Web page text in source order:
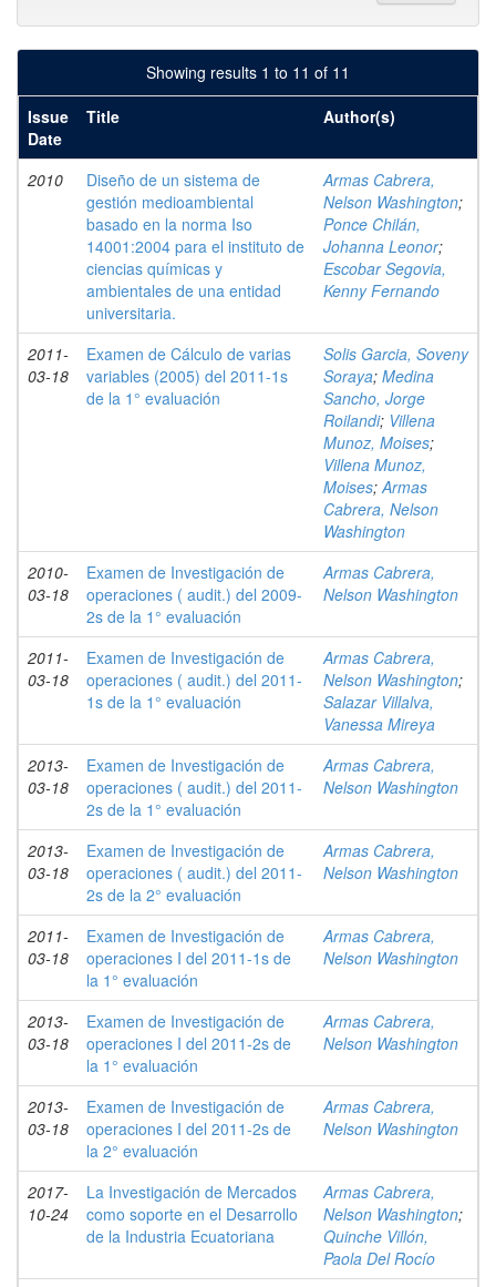
Showing results 1 to 11 of 11
Issue
Date
Title Author(s)
2010
Diseño de un sistema de
gestión medioambiental
basado en la norma Iso
14001:2004 para el instituto de
ciencias químicas y
ambientales de una entidad
universitaria.
Armas Cabrera,
Nelson Washington;
Ponce Chilán,
Johanna Leonor;
Escobar Segovia,
Kenny Fernando
2011-
03-18
Examen de Cálculo de varias
variables (2005) del 2011-1s
de la 1° evaluación
Solis Garcia, Soveny
Soraya; Medina
Sancho, Jorge
Roilandi; Villena
Munoz, Moises;
Villena Munoz,
Moises;Armas
Cabrera, Nelson
Washington
2010-
03-18
Examen de Investigación de
operaciones ( audit.) del 2009-
2s de la 1° evaluación
Armas Cabrera,
Nelson Washington
2011-
03-18
Examen de Investigación de
operaciones ( audit.) del 2011-
1s de la 1° evaluación
Armas Cabrera,
Nelson Washington;
Salazar Villalva,
Vanessa Mireya
2013-
03-18
Examen de Investigación de
operaciones ( audit.) del 2011-
2s de la 1° evaluación
Armas Cabrera,
Nelson Washington
2013-
03-18
Examen de Investigación de
operaciones ( audit.) del 2011-
2s de la 2° evaluación
Armas Cabrera,
Nelson Washington
2011-
03-18
Examen de Investigación de
operaciones I del 2011-1s de
la 1° evaluación
Armas Cabrera,
Nelson Washington
2013-
03-18
Examen de Investigación de
operaciones I del 2011-2s de
la 1° evaluación
Armas Cabrera,
Nelson Washington
2013-
03-18
Examen de Investigación de
operaciones I del 2011-2s de
la 2° evaluación
Armas Cabrera,
Nelson Washington
2017-
10-24
La Investigación de Mercados
como soporte en el Desarrollo
de la Industria Ecuatoriana
Armas Cabrera,
Nelson Washington;
Quinche Villón,
Paola Del Rocío